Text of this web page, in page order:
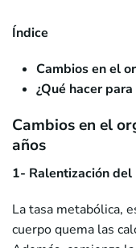
Índice
Cambios en el
¿Qué hacer
Cambios en el
años
1- Ralentización
La tasa metabólica,
cuerpo quema las